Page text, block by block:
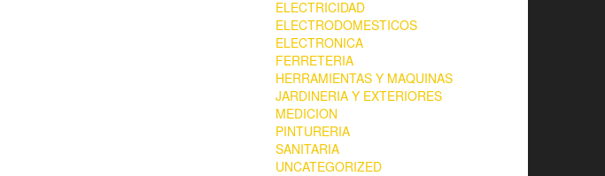
ELECTRICIDAD
ELECTRODOMESTICOS
ELECTRONICA
FERRETERIA
HERRAMIENTAS Y MAQUINAS
JARDINERIA Y EXTERIORES
MEDICION
PINTURERIA
SANITARIA
UNCATEGORIZED